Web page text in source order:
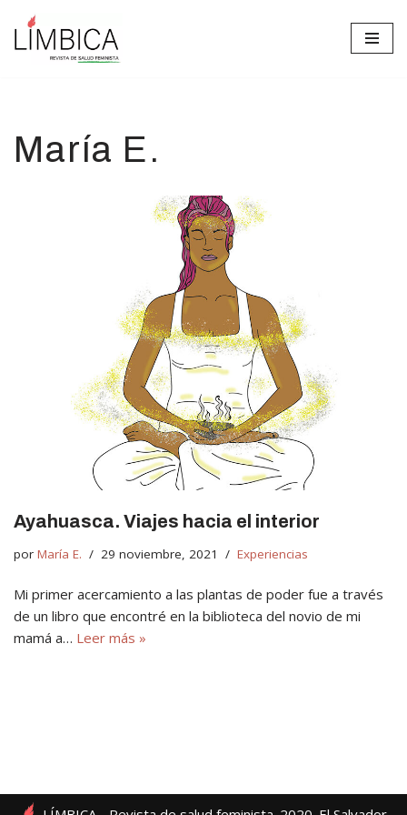
Ir
María E.
Ayahuasca. Viajes hacia el interior
por María E. 29 noviembre, 2021 Experiencias
Mi primer acercamiento a las plantas de poder fue a través
de un libro que encontré en la biblioteca del novio de mi
mamá a… Leer más »